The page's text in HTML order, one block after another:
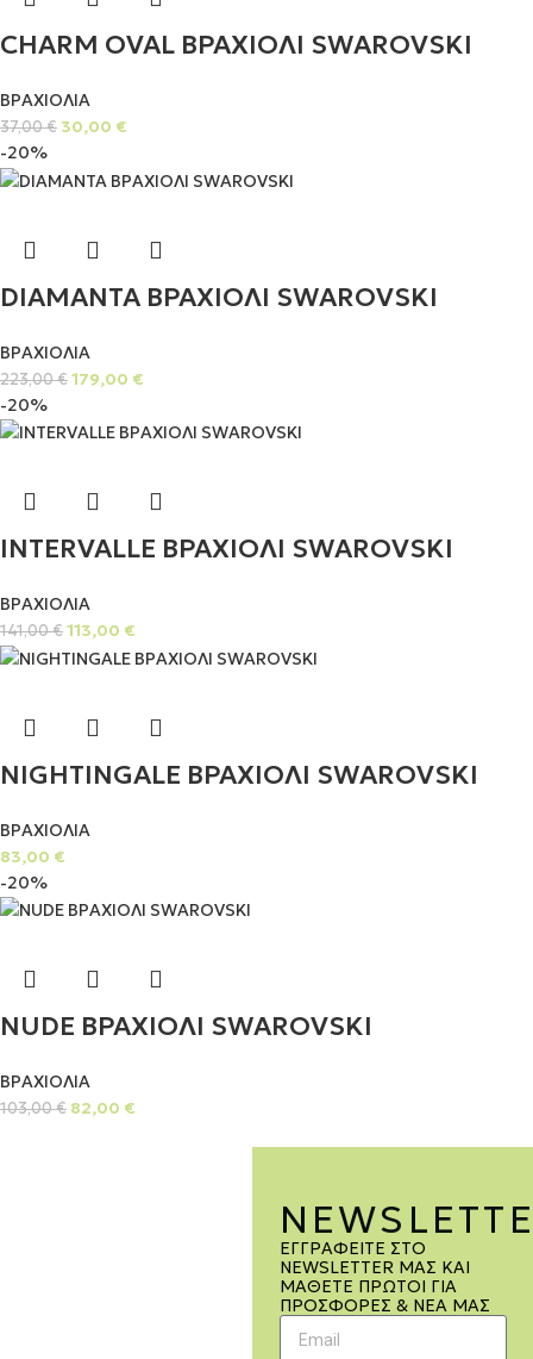
CHARM OVAL ΒΡΑΧΙΟΛΙ SWAROVSKI
ΒΡΑΧΙΟΛΙΑ
37,00€ 30,00 €
-20%
DIAMANTA ΒΡΑΧΙΟΛΙ SWAROVSKI
ΒΡΑΧΙΟΛΙΑ
223,00€ 179,00 €
-20%
INTERVALLE ΒΡΑΧΙΟΛΙ SWAROVSKI
ΒΡΑΧΙΟΛΙΑ
141,00€ 113,00 €
NIGHTINGALE ΒΡΑΧΙΟΛΙ SWAROVSKI
ΒΡΑΧΙΟΛΙΑ
83,00 €
-20%
NUDE ΒΡΑΧΙΟΛΙ SWAROVSKI
ΒΡΑΧΙΟΛΙΑ
103,00€ 82,00 €
ΕΓΓΡΑΦΕΊΤΕ ΣΤΟ
NEWSLETTER ΜΑΣ ΚΑΙ
ΜΆΘΕΤΕ ΠΡΏΤΟΙ ΓΙΑ
ΠΡΟΣΦΟΡΈΣ & ΝΈΑ ΜΑΣ